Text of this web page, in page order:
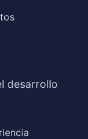
desarrollo